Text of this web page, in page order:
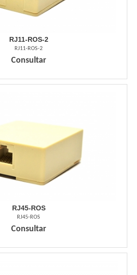
RJ11-ROS-2
RJ11-ROS-2
Consultar
RJ45-ROS
RJ45-ROS
Consultar